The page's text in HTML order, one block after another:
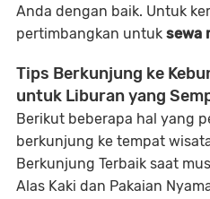
Anda dengan baik. Untuk
pertimbangkan untuk sewa
Tips Berkunjung ke
untuk Liburan yang
Berikut beberapa hal yang
berkunjung ke tempat
Berkunjung Terbaik saat
Alas Kaki dan Pakaian